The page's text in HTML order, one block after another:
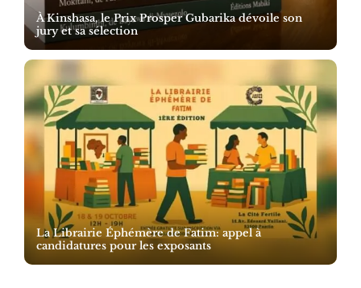
À Kinshasa, le Prix Prosper Gubarika dévoile son
jury et sa sélection
La Librairie Éphémère de Fatim: appel à
candidatures pour les exposants